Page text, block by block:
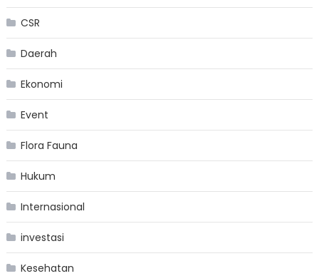
CSR
Daerah
Ekonomi
Event
Flora Fauna
Hukum
Internasional
investasi
Kesehatan